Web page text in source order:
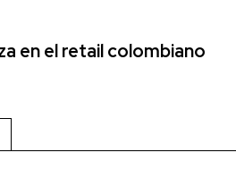
en el retail colombiano